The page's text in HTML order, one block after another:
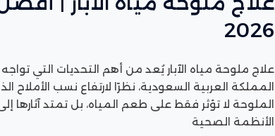
2026
علاج ملوحة مياه الآبار يُعد من أهم التحديات التي
المملكة العربية السعودية، نظرًا لارتفاع نسب الأملاح
الملوحة لا تؤثر فقط على طعم المياه، بل تمتد آثارها
الأنظمة الصحية